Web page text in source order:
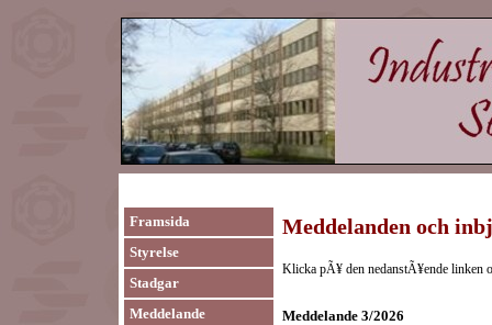
Framsida
Styrelse
Stadgar
Meddelande
Meddelanden och
Klicka pÃ¥ den nedanstÃ¥ende linken
Meddelande 3/2026